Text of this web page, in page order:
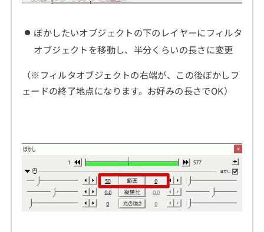
ぼかしたいオブジェクトの下のレイヤーにフィルタ
オブジェクトを移動し、半分くらいの長さに変更
（※フィルタオブジェクトの右端が、この後ぼかしフ
ェードの終了地点になります。お好みの長さでOK）